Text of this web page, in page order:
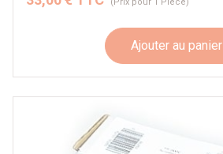
(Prix pour 1 Pièce)
Ajouter au panier